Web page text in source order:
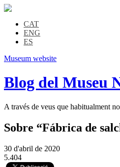
CAT
ENG
ES
Museum website
Blog del Museu
A través de veus que habitualment
Sobre “Fábrica de
30 d'abril de 2020
5.404